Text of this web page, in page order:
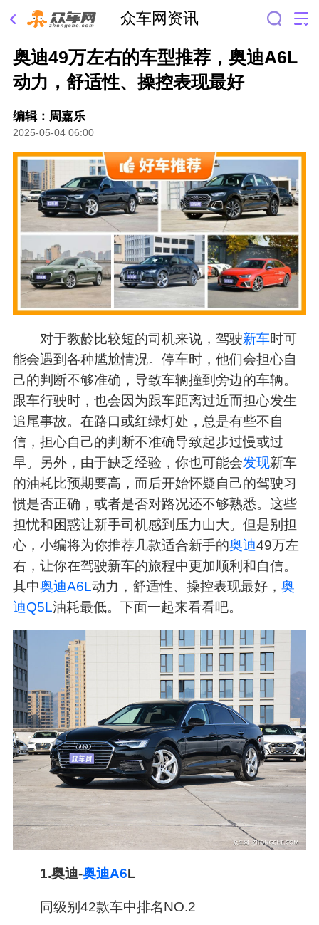
众车网资讯
奥迪49万左右的车型推荐，奥迪A6L
动力，舒适性、操控表现最好
编辑：周嘉乐
2025-05-04 06:00
对于教龄比较短的司机来说，驾驶新车时可
能会遇到各种尴尬情况。停车时，他们会担心自
己的判断不够准确，导致车辆撞到旁边的车辆。
跟车行驶时，也会因为跟车距离过近而担心发生
追尾事故。在路口或红绿灯处，总是有些不自
信，担心自己的判断不准确导致起步过慢或过
早。另外，由于缺乏经验，你也可能会发现新车
的油耗比预期要高，而后开始怀疑自己的驾驶习
惯是否正确，或者是否对路况还不够熟悉。这些
担忧和困惑让新手司机感到压力山大。但是别担
心，小编将为你推荐几款适合新手的奥迪49万左
右，让你在驾驶新车的旅程中更加顺利和自信。
其中奥迪A6L动力，舒适性、操控表现最好， 奥
迪Q5L油耗最低。下面一起来看看吧。
1.奥迪-奥迪A6L
同级别42款车中排名NO.2